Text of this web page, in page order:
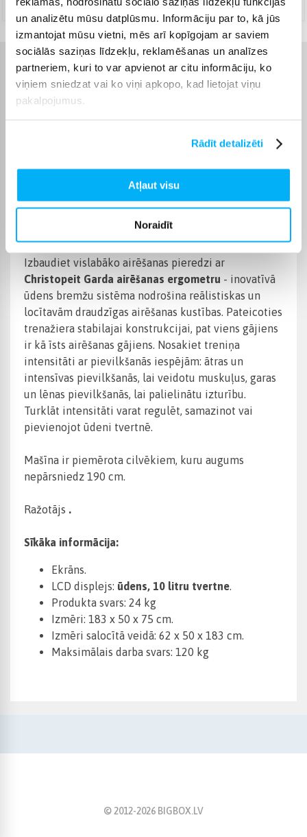
un analizētu mūsu datplūsmu. Informāciju par to, kā jūs
izmantojat mūsu vietni, mēs arī kopīgojam ar saviem
sociālās saziņas līdzekļu, reklamēšanas un analīzes
partneriem, kuri to var apvienot ar citu informāciju, ko
viņiem sniedzat vai ko viņi apkopo, kad lietojat viņu
pakalpojumus.
Rādīt detalizēti
Atļaut visu
Noraidīt
Jautājiet
Raksturlielumi
Ražotājs
Airēšanas trenažieri
Preces apraksts
Izbaudiet vislabāko airēšanas pieredzi ar
Christopeit Garda airēšanas ergometru - inovatīvā
ūdens bremžu sistēma nodrošina reālistiskas un
locītavām draudzīgas airēšanas kustības. Pateicoties
trenažiera stabilajai konstrukcijai, pat viens gājiens
ir kā īsts airēšanas gājiens. Nosakiet treniņa
intensitāti ar pievilkšanās iespējām: ātras un
intensīvas pievilkšanās, lai veidotu muskuļus, garas
un lēnas pievilkšanās, lai palielinātu izturību.
Turklāt intensitāti varat regulēt, samazinot vai
pievienojot ūdeni tvertnē.
Mašīna ir piemērota cilvēkiem, kuru augums
nepārsniedz 190 cm.
Ražotājs .
Sīkāka informācija:
Ekrāns.
LCD displejs: ūdens, 10 litru tvertne.
Produkta svars: 24 kg
Izmēri: 183 x 50 x 75 cm.
Izmēri salocītā veidā: 62 x 50 x 183 cm.
Maksimālais darba svars: 120 kg
© 2012-2026 BIGBOX.LV